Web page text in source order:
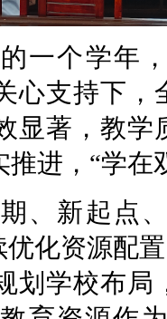
一个学年
心支持下
显著，教
进，“学在
、新起点
优化资源配
划学校布